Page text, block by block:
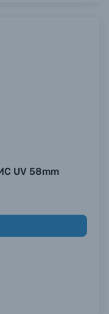
UV 58mm